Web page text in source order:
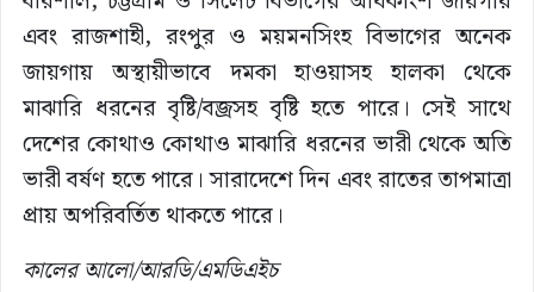
এবং রাজশাহী, রংপুর ও ময়মনসিংহ বিভাগের অনেক
জায়গায় অস্থায়ীভাবে দমকা হাওয়াসহ হালকা থেকে
মাঝারি ধরনের বৃষ্টি/বজ্রসহ বৃষ্টি হতে পারে। সেই সাথে
দেশের কোথাও কোথাও মাঝারি ধরনের ভারী থেকে অতি
ভারী বর্ষণ হতে পারে। সারাদেশে দিন এবং রাতের তাপমাত্রা
প্রায় অপরিবর্তিত থাকতে পারে।
কালের আলো/আরডি/এমডিএইচ